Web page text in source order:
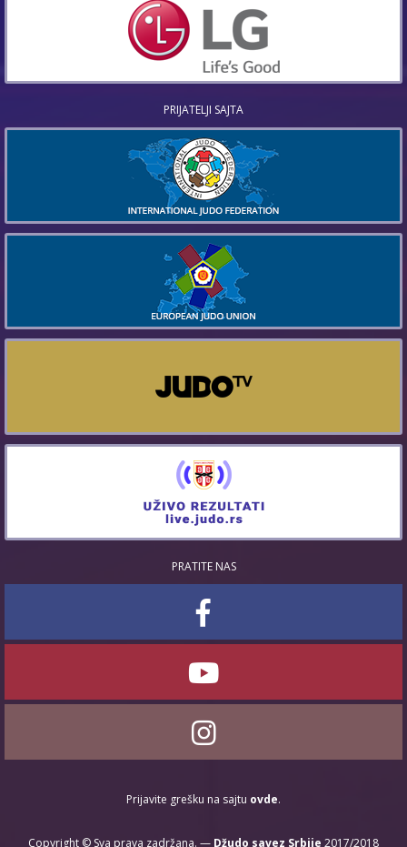
PRIJATELJI SAJTA
PRATITE NAS
Prijavite grešku na sajtu ovde.
Copyright © Sva prava zadržana. — Džudo savez Srbije 2017/2018